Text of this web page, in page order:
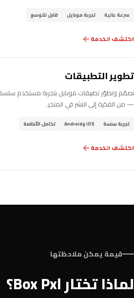
سرعة عالية تجربة موبايل قابل للتوسع
اكتشف الخدمة
تطوير التطبيقات
— من الفكرة إلى النشر في المتجر.
تجربة سلسة iOS وAndroid تكامل الأنظمة
اكتشف الخدمة
قيمة يمكن ملاحظتها
لماذا تختار Box Pxl؟